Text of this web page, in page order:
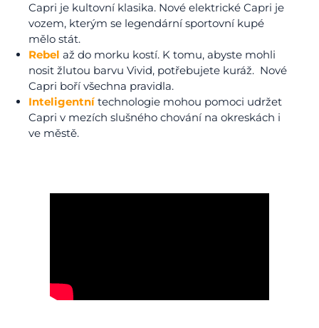
Capri je kultovní klasika. Nové elektrické Capri je
vozem, kterým se legendární sportovní kupé
mělo stát.
Rebel až do morku kostí. K tomu, abyste mohli
nosit žlutou barvu Vivid, potřebujete kuráž. Nové
Capri boří všechna pravidla.
Inteligentní technologie mohou pomoci udržet
Capri v mezích slušného chování na okreskách i
ve městě.